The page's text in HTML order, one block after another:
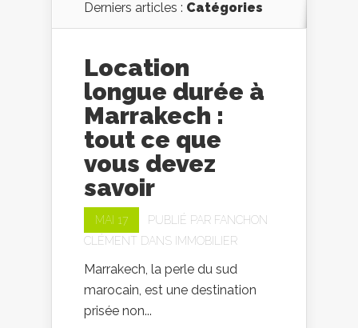
Derniers articles : Catégories
Location
longue durée à
Marrakech :
tout ce que
vous devez
savoir
MAI 17 PUBLIÉ PAR FANCHON
CLÉMENT DANS IMMOBILIER
Marrakech, la perle du sud
marocain, est une destination
prisée non...